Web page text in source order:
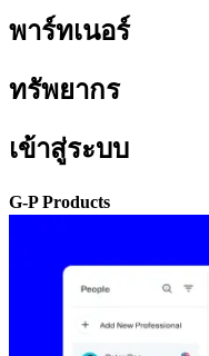
พาร์ทเนอร์​​
ทรัพยากร​​
เข้าสู่ระบบ​​
G-P Products​​